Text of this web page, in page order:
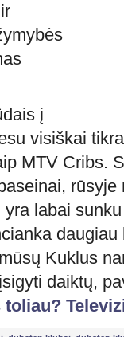
į
visiškai
MTV Cribs.
labai
daugiau
Kuklus
daiktų,